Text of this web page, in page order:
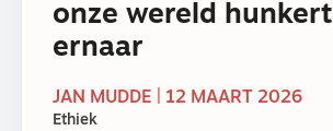
onze wereld hunkert
ernaar
JAN MUDDE | 12 MAART 2026
Ethiek